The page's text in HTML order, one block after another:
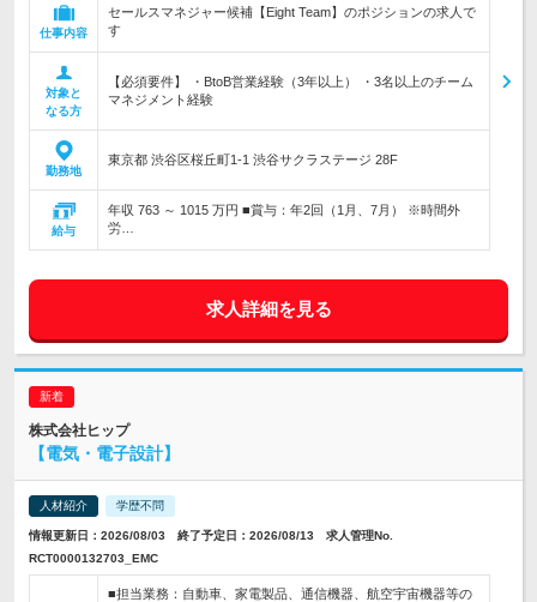
仕事内容
セールスマネジャー候補【Eight Team】のポジションの求人で
す
対象と
なる方
【必須要件】 ・BtoB営業経験（3年以上） ・3名以上のチーム
マネジメント経験
勤務地
東京都 渋谷区桜丘町1-1 渋谷サクラステージ 28F
給与
年収 763 ～ 1015 万円 ■賞与：年2回（1月、7月） ※時間外
労…
求人詳細を見る
株式会社ヒップ
【電気・電子設計】
人材紹介 学歴不問
情報更新日：2026/08/03 終了予定日：2026/08/13 求人管理No.
RCT0000132703_EMC
■担当業務：自動車、家電製品、通信機器、航空宇宙機器等の